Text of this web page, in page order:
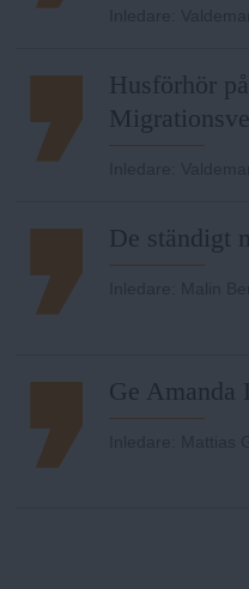
Husförhör på
De ständigt
Ge Amanda